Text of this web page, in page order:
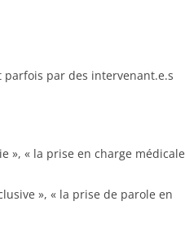
par des intervenant.e.s
», « la prise en charge médicale
», « la prise de parole en